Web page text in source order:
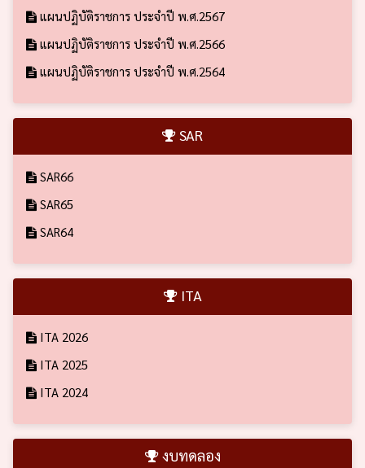
แผนปฏิบัติราชการ ประจำปี พ.ศ.2567
แผนปฏิบัติราชการ ประจำปี พ.ศ.2566
แผนปฏิบัติราชการ ประจำปี พ.ศ.2564
SAR
SAR66
SAR65
SAR64
ITA
ITA 2026
ITA 2025
ITA 2024
งบทดลอง